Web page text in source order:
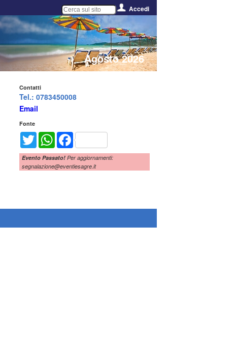
Accedi
Agosto 2026
Contatti
Tel.: 0783450008
Email
Fonte
Twitter WhatsAppFacebook
Evento Passato! Per aggiornamenti:
segnalazione@eventiesagre.it